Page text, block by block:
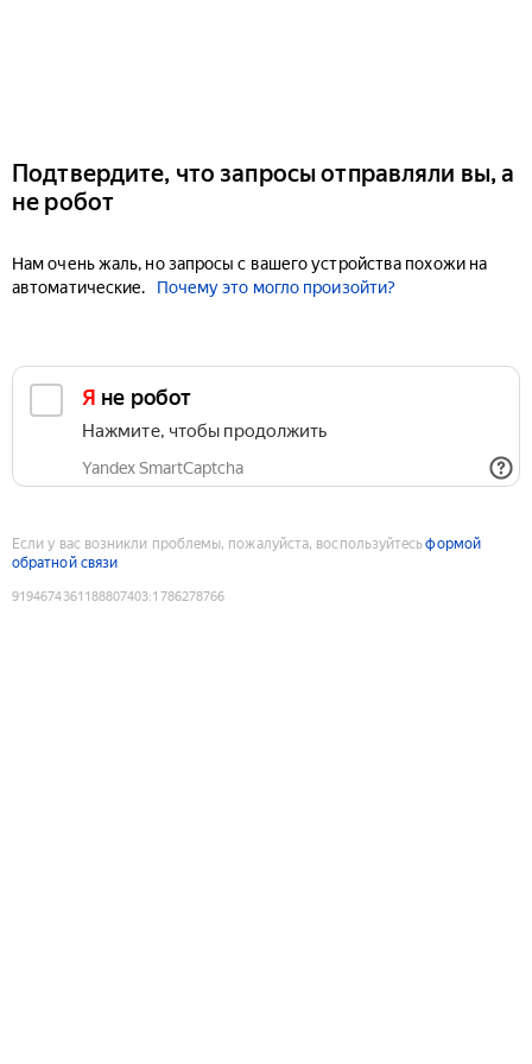
Подтвердите, что запросы отправляли вы, а
не робот
Нам очень жаль, но запросы с вашего устройства похожи на
автоматические.
Почему это могло произойти?
Я не робот
Нажмите, чтобы продолжить
Yandex SmartCaptcha
Если у вас возникли проблемы, пожалуйста, воспользуйтесьформой
обратной связи
9194674361188807403:1786278766